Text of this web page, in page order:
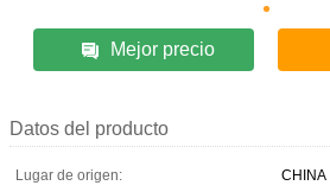
Mejor precio
Datos del producto
Lugar de origen:
CHINA